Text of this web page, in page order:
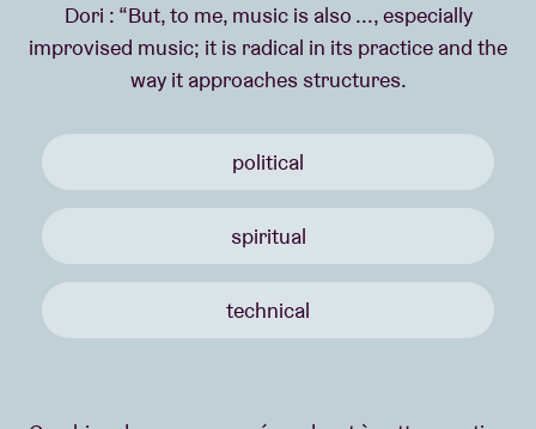
Dori : “But, to me, music is also ..., especially
improvised music; it is radical in its practice and the
way it approaches structures.
political
spiritual
technical